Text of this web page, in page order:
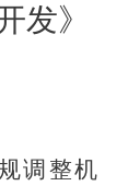
发》
调整机